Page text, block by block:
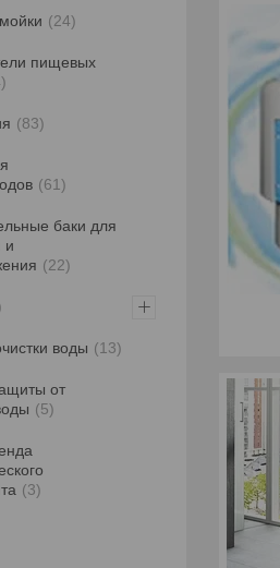
24
пищевых
83
61
баки для
и
22
воды 13
от
5
3